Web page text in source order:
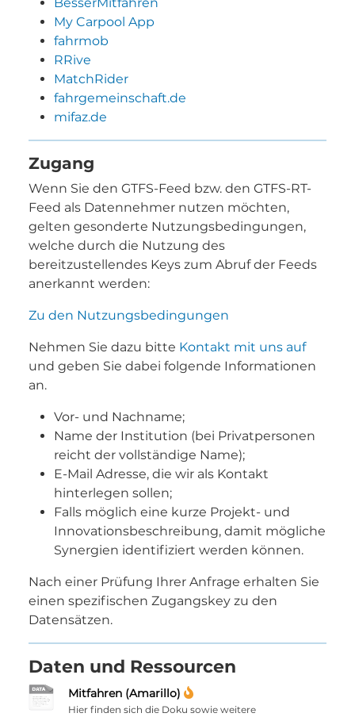
My Carpool App
fahrmob
RRive
MatchRider
fahrgemeinschaft.de
mifaz.de
Zugang
Wenn Sie den GTFS-Feed bzw. den GTFS-RT-
Feed als Datennehmer nutzen möchten,
gelten gesonderte Nutzungsbedingungen,
welche durch die Nutzung des
bereitzustellendes Keys zum Abruf der Feeds
anerkannt werden:
Zu den Nutzungsbedingungen
Nehmen Sie dazu bitte Kontakt mit uns auf
und geben Sie dabei folgende Informationen
an.
Vor- und Nachname;
Name der Institution (bei Privatpersonen
reicht der vollständige Name);
E-Mail Adresse, die wir als Kontakt
hinterlegen sollen;
Falls möglich eine kurze Projekt- und
Innovationsbeschreibung, damit mögliche
Synergien identifiziert werden können.
Nach einer Prüfung Ihrer Anfrage erhalten Sie
einen spezifischen Zugangskey zu den
Datensätzen.
Daten und Ressourcen
Mitfahren (Amarillo)
Hier finden sich die Doku sowie weitere